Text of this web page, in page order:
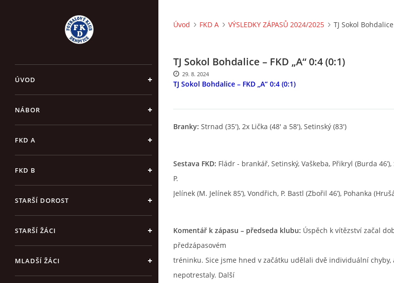
ÚVOD
NÁBOR
FKD A
FKD B
STARŠÍ DOROST
STARŠÍ ŽÁCI
MLADŠÍ ŽÁCI
Úvod FKD A VÝSLEDKY ZÁPASŮ 2024/2025 TJ Sokol
TJ Sokol Bohdalice – FKD „A“ 0:4 (0:1)
TJ Sokol Bohdalice – FKD „A“ 0:4 (0:1)
29. 8. 2024
Branky: Strnad (35'), 2x Lička (48' a 58'), Setinský (83')
Sestava FKD: Fládr - brankář, Setinský, Vaškeba, Přikryl (Burda 46’),
P.
Jelínek (M. Jelínek 85’), Vondřich, P. Bastl (Zbořil 46’), Pohanka
Komentář k zápasu – předseda klubu: Úspěch k vítězství začal
předzápasovém
tréninku. Sice jsme hned v začátku udělali dvě individuální chyby,
nepotrestaly. Další